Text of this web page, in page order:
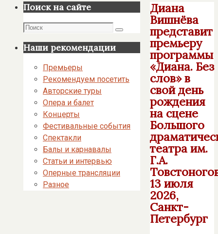
Диана
Вишнёва
представит
премьеру
программы
«Диана. Без
слов» в
свой день
рождения
на сцене
Большого
театра им.
Г.А.
13 июля
2026,
Санкт-
Петербург
Поиск на сайте
Поиск
Поиск
Наши рекомендации
Премьеры
Рекомендуем посетить
Авторские туры
Опера и балет
Концерты
Фестивальные события
Спектакли
Балы и карнавалы
Статьи и интервью
Оперные трансляции
Разное